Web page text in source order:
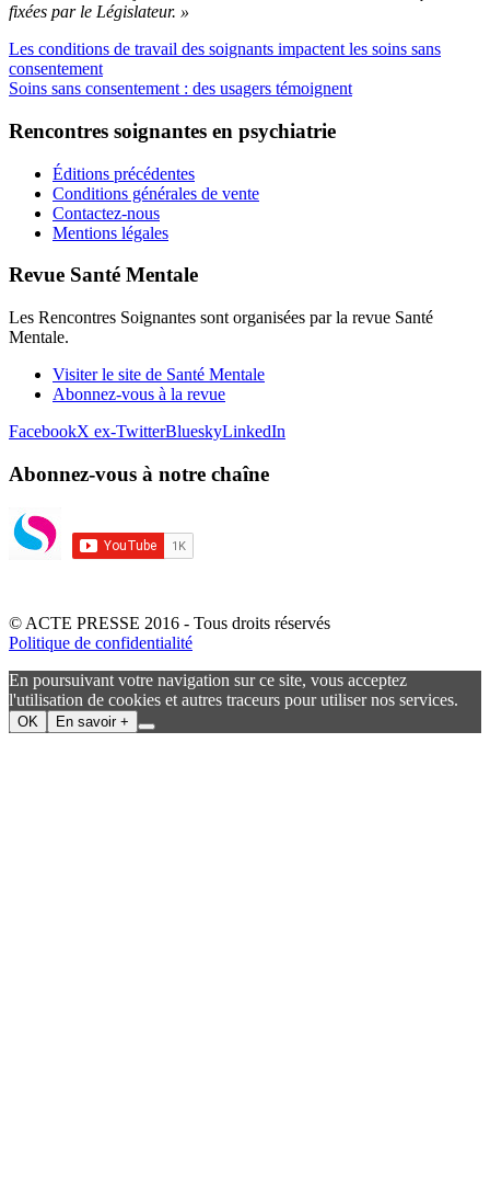
fixées par le Législateur. »
Les conditions de travail des soignants impactent les soins sans
consentement
Soins sans consentement : des usagers témoignent
Rencontres soignantes en psychiatrie
Éditions précédentes
Conditions générales de vente
Contactez-nous
Mentions légales
Revue Santé Mentale
Les Rencontres Soignantes sont organisées par la revue Santé
Mentale.
Visiter le site de Santé Mentale
Abonnez-vous à la revue
FacebookX ex-TwitterBlueskyLinkedIn
Abonnez-vous à notre chaîne
© ACTE PRESSE 2016 - Tous droits réservés
Politique de confidentialité
En poursuivant votre navigation sur ce site, vous acceptez
l'utilisation de cookies et autres traceurs pour utiliser nos services.
OK En savoir +